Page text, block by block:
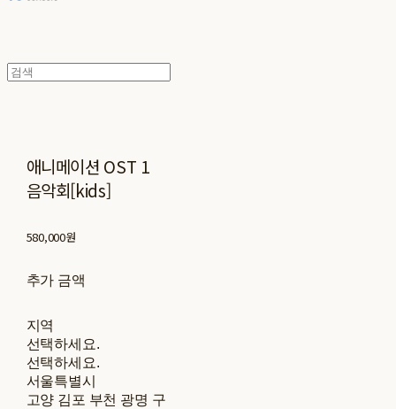
애니메이션 OST 1
음악회[kids]
580,000원
추가 금액
지역
선택하세요.
선택하세요.
서울특별시
고양 김포 부천 광명 구